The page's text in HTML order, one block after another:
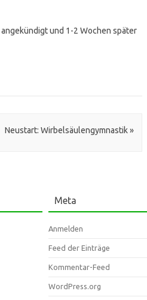
und 1-2 Wochen später
Neustart: Wirbelsäulengymnastik»
Meta
Anmelden
Feed der Einträge
Kommentar-Feed
WordPress.org